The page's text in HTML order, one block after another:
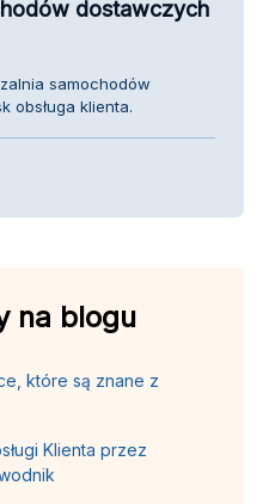
dostawczych
samochodów
obsługa klienta.
na blogu
które są znane z
Klienta przez